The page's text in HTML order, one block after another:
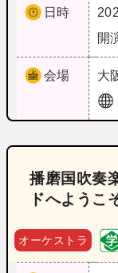
日時
開
会場 大
播磨国吹奏
ドへようこ
オーケストラ